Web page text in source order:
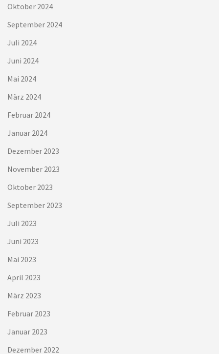
Oktober 2024
September 2024
Juli 2024
Juni 2024
Mai 2024
März 2024
Februar 2024
Januar 2024
Dezember 2023
November 2023
Oktober 2023
September 2023
Juli 2023
Juni 2023
Mai 2023
April 2023
März 2023
Februar 2023
Januar 2023
Dezember 2022